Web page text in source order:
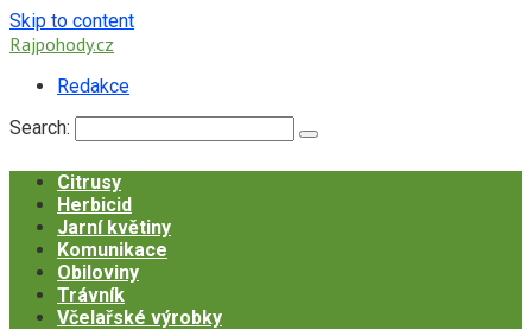
Skip to content
Rajpohody.cz
Redakce
Search:
Citrusy
Herbicid
Jarní květiny
Komunikace
Obiloviny
Trávník
Včelařské výrobky